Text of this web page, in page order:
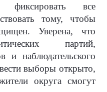
фиксировать все
тому, чтобы
Уверена, что
партий,
и наблюдательского
выборы открыто,
округа смогут